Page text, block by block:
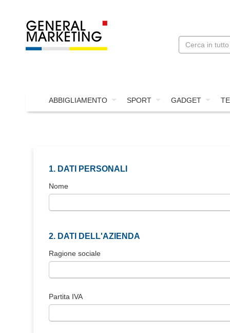
ABBIGLIAMENTO SPORT GADGET
1. DATI PERSONALI
Nome
2. DATI DELL'AZIENDA
Ragione sociale
Partita IVA